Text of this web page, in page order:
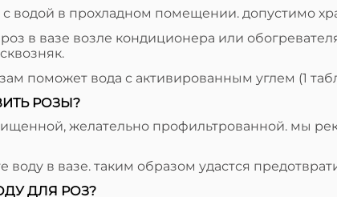
с водой в прохладном помещении. допустимо
в вазе возле кондиционера или
поможет вода с активированным углем (1
РОЗЫ?
желательно профильтрованной. мы
воду в вазе. таким образом удастся
ДЛЯ РОЗ?